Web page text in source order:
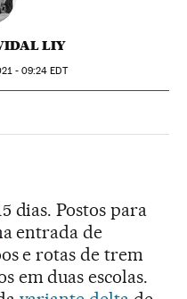
LIY
- 09:24 EDT
dias. Postos para
entrada de
e rotas de trem
em duas escolas.